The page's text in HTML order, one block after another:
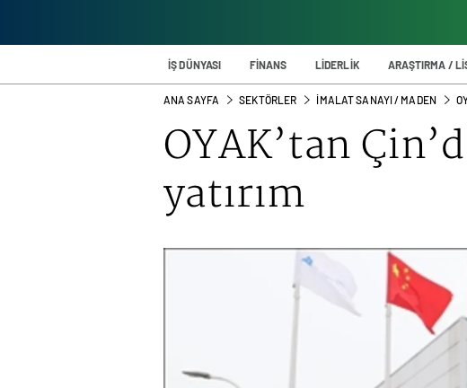
İŞ DÜNYASI FİNANS LİDERLİK ARAŞTIRMA /
ANA SAYFA SEKTÖRLER İMALAT SANAYI / MADEN
OYAK’tan
yatırım